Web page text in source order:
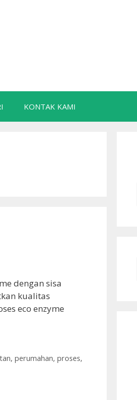
KONTAK KAMI
dengan sisa
kualitas
eco enzyme
, perumahan, proses,